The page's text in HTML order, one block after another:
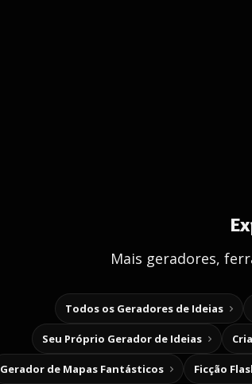
Mais geradores,
Todos os Geradores de Ideias
Seu Próprio Gerador de Ideias
Gerador de Mapas Fantásticos Ficção